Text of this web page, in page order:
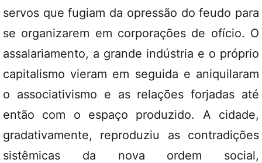
servos que fugiam da opressão do feudo para
se organizarem em corporações de ofício. O
assalariamento, a grande indústria e o próprio
capitalismo vieram em seguida e aniquilaram
o associativismo e as relações forjadas até
então com o espaço produzido. A cidade,
gradativamente, reproduziu as contradições
sistêmicas da nova ordem social,